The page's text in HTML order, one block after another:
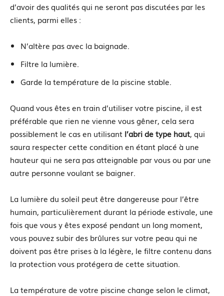
d’avoir des qualités qui ne seront pas discutées par les
clients, parmi elles :
N’altère pas avec la baignade.
Filtre la lumière.
Garde la température de la piscine stable.
Quand vous êtes en train d’utiliser votre piscine, il est
préférable que rien ne vienne vous gêner, cela sera
possiblement le cas en utilisant l’abri de type haut, qui
saura respecter cette condition en étant placé à une
hauteur qui ne sera pas atteignable par vous ou par une
autre personne voulant se baigner.
La lumière du soleil peut être dangereuse pour l’être
humain, particulièrement durant la période estivale, une
fois que vous y êtes exposé pendant un long moment,
vous pouvez subir des brûlures sur votre peau qui ne
doivent pas être prises à la légère, le filtre contenu dans
la protection vous protégera de cette situation.
La température de votre piscine change selon le climat,